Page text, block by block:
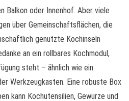
Balkon oder Innenhof. Aber viele
über Gemeinschaftsflächen, die
genutzte Kochinseln
an ein rollbares Kochmodul,
steht – ähnlich wie ein
Werkzeugkasten. Eine robuste Box
kann Kochutensilien, Gewürze und